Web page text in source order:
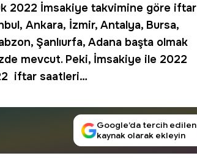
2022 İmsakiye takvimine göre iftar
Ankara, İzmir, Antalya, Bursa,
Şanlıurfa, Adana başta olmak
mevcut. Peki, İmsakiye ile 2022
iftar saatleri…
Google’da tercih edilen
kaynak olarak ekleyin